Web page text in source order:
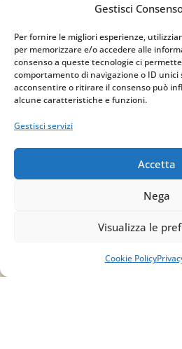
Gestisci
Per fornire le migliori esperienze,
per memorizzare e/o accedere alle
consenso a queste tecnologie ci
comportamento di navigazione o ID unici
acconsentire o ritirare il consenso può
alcune caratteristiche e funzioni.
Gestisci servizi
Accetta
Nega
Visualizza le
Cookie Policy
via Sant’Alessio, 5
83030 Venticano (AV)
Email
P.IVA